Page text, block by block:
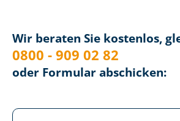
Wir beraten Sie kostenlos,
0800 - 909 02 82
oder Formular abschicken: